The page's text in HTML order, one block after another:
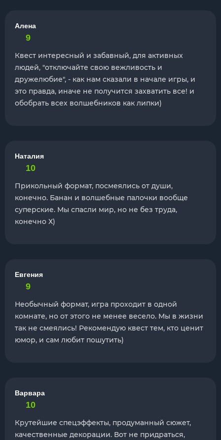
Алена
9
Квест интересный и забавный, для активных
людей, "отключайте свою вежливость и
дружелюбие", - как нам сказали в начале игры, и
это правда, иначе не получится захватить все! и
обобрать всех волшебников как липки)
Наталия
10
Прикольный формат, посмеялись от души,
конечно. Банан и волшебные палочки вообще
суперские. Мы спасли мир, но не без труда,
конечно Х)
Евгения
9
Необычный формат, игра проходит в одной
комнате, но от этого не менее весело. Мы в жизни
так не смеялись! Рекомендую квест тем, кто ценит
юмор, и сам любит пошутить)
Варвара
10
Крутейшие спецэффекты, продуманный сюжет,
качественные декорации. Вот не придраться,